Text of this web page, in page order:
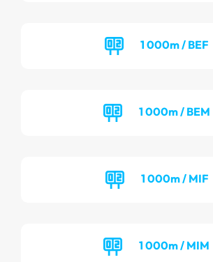
1 000m / BEF
1 000m / BEM
1 000m / MIF
1 000m / MIM